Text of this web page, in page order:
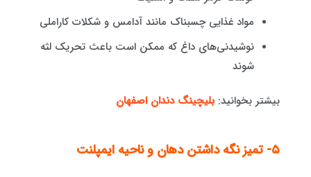
مواد غذایی چسبناک مانند آدامس و شکلات کاراملی
نوشیدنی‌های داغ که ممکن است باعث تحریک لثه
شوند
بیشتر بخوانید:بلیچینگ دندان اصفهان
۵- تمیز نگه داشتن دهان و ناحیه ایمپلنت